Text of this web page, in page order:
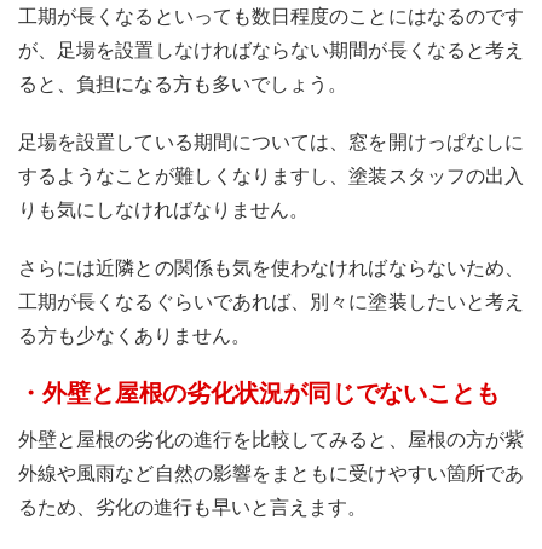
工期が長くなるといっても数日程度のことにはなるのです
が、足場を設置しなければならない期間が長くなると考え
ると、負担になる方も多いでしょう。
足場を設置している期間については、窓を開けっぱなしに
するようなことが難しくなりますし、塗装スタッフの出入
りも気にしなければなりません。
さらには近隣との関係も気を使わなければならないため、
工期が長くなるぐらいであれば、別々に塗装したいと考え
る方も少なくありません。
・外壁と屋根の劣化状況が同じでないことも
外壁と屋根の劣化の進行を比較してみると、屋根の方が紫
外線や風雨など自然の影響をまともに受けやすい箇所であ
るため、劣化の進行も早いと言えます。